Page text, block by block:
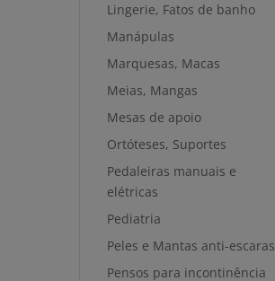
Lingerie, Fatos de banho
Manápulas
Marquesas, Macas
Meias, Mangas
Mesas de apoio
Ortóteses, Suportes
Pedaleiras manuais e
elétricas
Pediatria
Peles e Mantas anti-escaras
Pensos para incontinência